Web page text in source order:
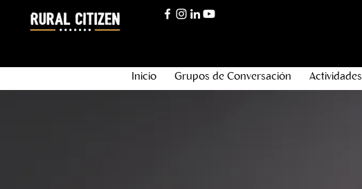
Inicio Grupos de Conversación Actividades